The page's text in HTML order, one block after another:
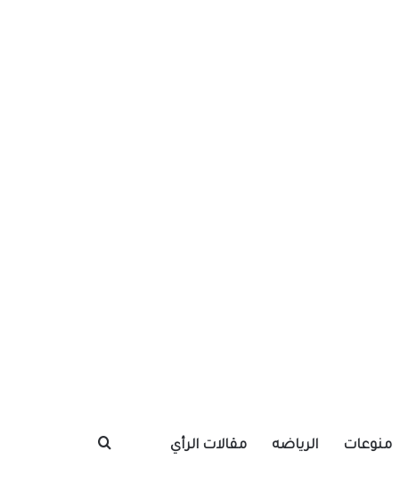
منوعات الرياضه مقالات الرأي بحث عن